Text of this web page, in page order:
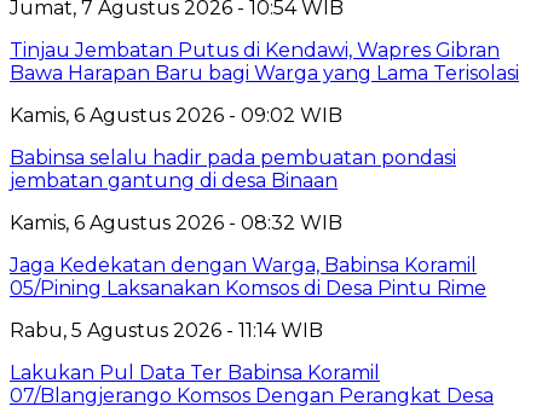
Jumat, 7 Agustus 2026 - 10:54 WIB
Tinjau Jembatan Putus di Kendawi, Wapres Gibran
Bawa Harapan Baru bagi Warga yang Lama Terisolasi
Kamis, 6 Agustus 2026 - 09:02 WIB
Babinsa selalu hadir pada pembuatan pondasi
jembatan gantung di desa Binaan
Kamis, 6 Agustus 2026 - 08:32 WIB
Jaga Kedekatan dengan Warga, Babinsa Koramil
05/Pining Laksanakan Komsos di Desa Pintu Rime
Rabu, 5 Agustus 2026 - 11:14 WIB
Lakukan Pul Data Ter Babinsa Koramil
07/Blangjerango Komsos Dengan Perangkat Desa